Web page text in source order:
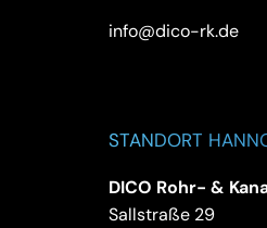
info@dico-rk.de
STANDORT
DICO Rohr- &
Sallstraße 29